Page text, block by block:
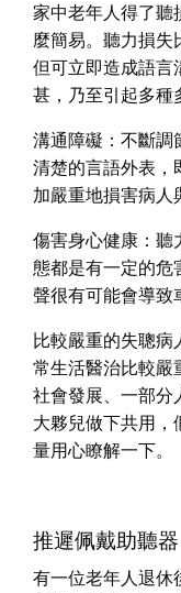
家中老年人得了聽
麼簡易。聽力損失
但可立即造成語言
甚，乃至引起多種
溝通障礙：不斷調
清楚的言語外表，
加嚴重地損害病人
傷害身心健康：聽
態都是有一定的危
聲很有可能會導致
比較嚴重的失聰病
常生活醫治比較嚴
社會發展、一部分
大夥兒做下共用，
量用心瞭解一下。
推遲佩戴助聽
有一位老年人退休